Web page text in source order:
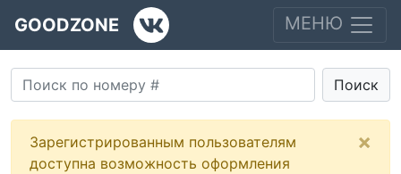
GOODZONE МЕНЮ
Поиск
Зарегистрированным пользователям
доступна возможность оформления
×